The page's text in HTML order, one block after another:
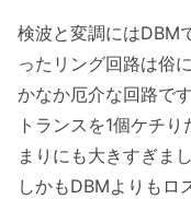
検波と変調にはDBM
ったリング回路は俗
かなか厄介な回路です
トランスを1個ケチ
まりにも大きすぎま
しかもDBMよりもロ